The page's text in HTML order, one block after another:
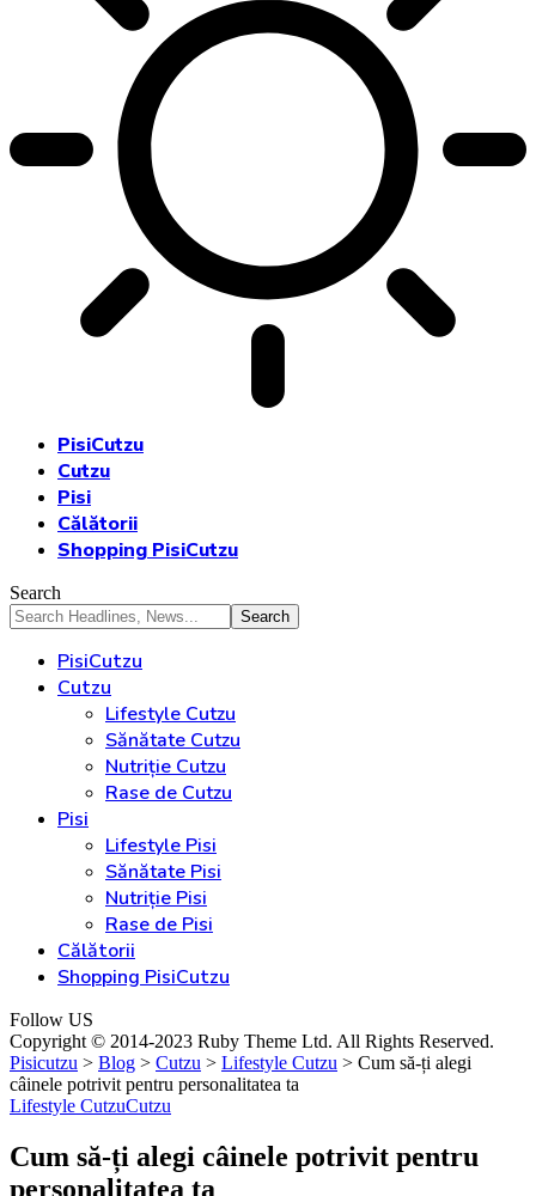
PisiCutzu
Cutzu
Pisi
Călătorii
Shopping PisiCutzu
Search
PisiCutzu
Cutzu
Lifestyle Cutzu
Sănătate Cutzu
Nutriție Cutzu
Rase de Cutzu
Pisi
Lifestyle Pisi
Sănătate Pisi
Nutriție Pisi
Rase de Pisi
Călătorii
Shopping PisiCutzu
Follow US
Copyright © 2014-2023 Ruby Theme Ltd. All Rights Reserved.
Pisicutzu > Blog > Cutzu > Lifestyle Cutzu > Cum să-ți alegi
câinele potrivit pentru personalitatea ta
Lifestyle CutzuCutzu
Cum să-ți alegi câinele potrivit pentru
personalitatea ta